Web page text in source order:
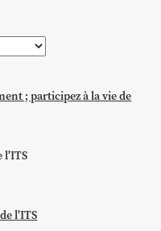
; participez à la vie de
l'ITS
l'ITS